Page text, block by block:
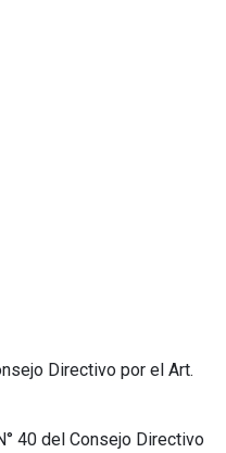
Directivo por el Art.
40 del Consejo Directivo